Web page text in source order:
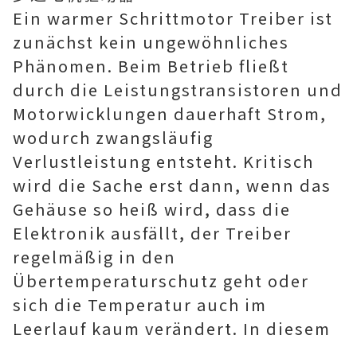
Ein warmer Schrittmotor Treiber ist
zunächst kein ungewöhnliches
Phänomen. Beim Betrieb fließt
durch die Leistungstransistoren und
Motorwicklungen dauerhaft Strom,
wodurch zwangsläufig
Verlustleistung entsteht. Kritisch
wird die Sache erst dann, wenn das
Gehäuse so heiß wird, dass die
Elektronik ausfällt, der Treiber
regelmäßig in den
Übertemperaturschutz geht oder
sich die Temperatur auch im
Leerlauf kaum verändert. In diesem